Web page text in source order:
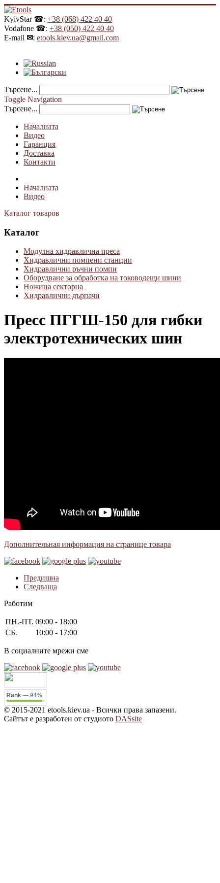
KyivStar ☎: +38 (068) 422 40 40
Vodafone ☎: +38 (050) 422 40 40
E-mail ✉: etools.kiev.ua@gmail.com
Търсене...
Toggle Navigation
Търсене...
Началната
Видео
Гаранция
Доставка
Контакти
Началната
Видео
Каталог товаров
Каталог
Модулна хидравлична преса
Хидравлични помпени станции
Хидравлични ръчни помпи
Оборудване за обработка на тоководещи шини
Ножица секторна
Хидравлични дърпачи
Пресс ПГГШ-150 для гибки
электротехнических шин
Дополнительная информация на странице товара
Предишна
Следваща
Работим
ПН.-ПТ. 09:00 - 18:00
СБ.
10:00 - 17:00
В социалните мрежи сме
Rank — 94%
© 2015-2021 etools.kiev.ua - Всички права запазени.
Сайтът е разработен от студиото DASsite